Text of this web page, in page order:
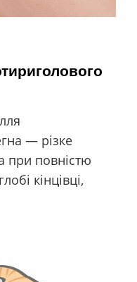
— різке
при повністю
кінцівці,